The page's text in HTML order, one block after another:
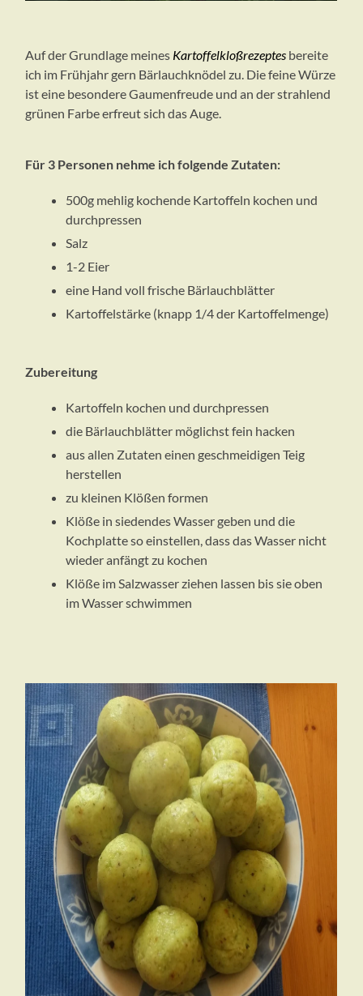
Auf der Grundlage meines Kartoffelkloßrezeptes bereite
ich im Frühjahr gern Bärlauchknödel zu. Die feine Würze
ist eine besondere Gaumenfreude und an der strahlend
grünen Farbe erfreut sich das Auge.
Für 3 Personen nehme ich folgende Zutaten:
500g mehlig kochende Kartoffeln kochen und
durchpressen
Salz
1-2 Eier
eine Hand voll frische Bärlauchblätter
Kartoffelstärke (knapp 1/4 der Kartoffelmenge)
Zubereitung
Kartoffeln kochen und durchpressen
die Bärlauchblätter möglichst fein hacken
aus allen Zutaten einen geschmeidigen Teig
herstellen
zu kleinen Klößen formen
Klöße in siedendes Wasser geben und die
Kochplatte so einstellen, dass das Wasser nicht
wieder anfängt zu kochen
Klöße im Salzwasser ziehen lassen bis sie oben
im Wasser schwimmen